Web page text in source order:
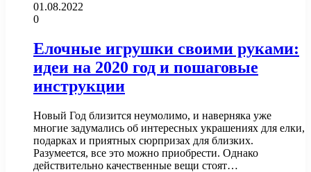
01.08.2022
0
Елочные игрушки своими руками:
идеи на 2020 год и пошаговые
инструкции
Новый Год близится неумолимо, и наверняка уже
многие задумались об интересных украшениях для елки,
подарках и приятных сюрпризах для близких.
Разумеется, все это можно приобрести. Однако
действительно качественные вещи стоят…